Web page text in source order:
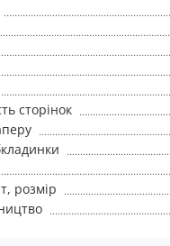
сторінок
розмір